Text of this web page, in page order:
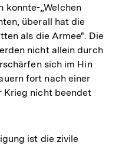
konnte-„Welchen
überall hat die
als die Armee". Die
nicht allein durch
sich im Hin
fort nach einer
Krieg nicht beendet
ist die zivile